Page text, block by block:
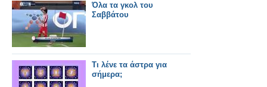
Όλα τα γκολ του
Σαββάτου
Τι λένε τα άστρα για
σήμερα;